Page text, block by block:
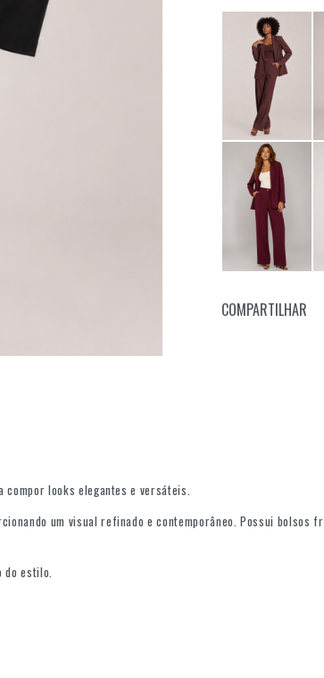
COMPARTILHAR
looks elegantes e versáteis.
um visual refinado e contemporâneo. Possui bolsos
do estilo.